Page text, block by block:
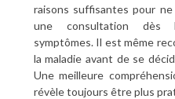
raisons suffisantes pour
une consultation dès
symptômes. Il est même
la maladie avant de se
Une meilleure
révèle toujours être plus